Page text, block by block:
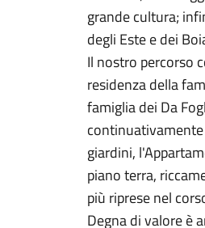
grande cultura;
degli Este e dei
Il nostro percorso
residenza della
famiglia dei Da
giardini,
piano terra,
più riprese nel
Degna di valore è